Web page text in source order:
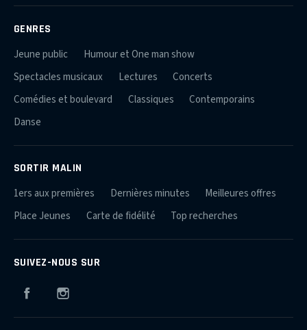
GENRES
Jeune public
Humour et One man show
Spectacles musicaux
Lectures
Concerts
Comédies et boulevard
Classiques
Contemporains
Danse
SORTIR MALIN
1ers aux premières Dernières minutes
Meilleures offres
Place Jeunes
Carte de fidélité Top recherches
SUIVEZ-NOUS SUR
Facebook